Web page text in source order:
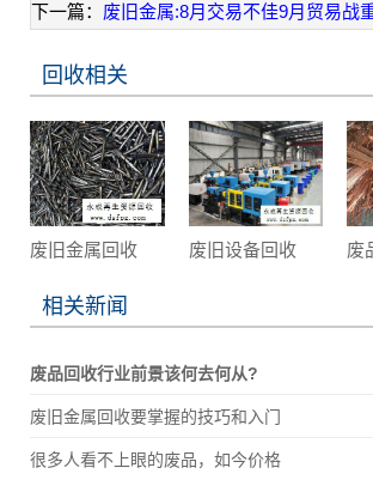
下一篇： 废旧金属:8月交易不佳9月贸易战
回收相关
废旧金属回收 废旧设备回收 废
相关新闻
废品回收行业前景该何去何从?
废旧金属回收要掌握的技巧和入门
很多人看不上眼的废品，如今价格